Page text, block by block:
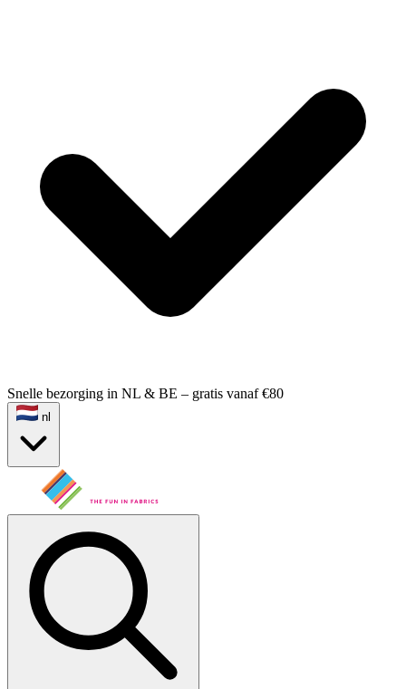
Snelle bezorging in NL & BE – gratis vanaf €80
nl